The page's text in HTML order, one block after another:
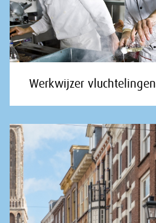
Werkwijzer vluchtelingen